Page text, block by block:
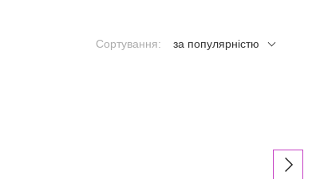
Сортування: за популярністю